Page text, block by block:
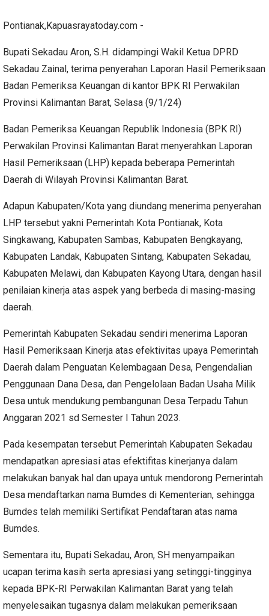
Pontianak,Kapuasrayatoday.com -
Bupati Sekadau Aron, S.H. didampingi Wakil Ketua DPRD
Sekadau Zainal, terima penyerahan Laporan Hasil Pemeriksaan
Badan Pemeriksa Keuangan di kantor BPK RI Perwakilan
Provinsi Kalimantan Barat, Selasa (9/1/24)
Badan Pemeriksa Keuangan Republik Indonesia (BPK RI)
Perwakilan Provinsi Kalimantan Barat menyerahkan Laporan
Hasil Pemeriksaan (LHP) kepada beberapa Pemerintah
Daerah di Wilayah Provinsi Kalimantan Barat.
Adapun Kabupaten/Kota yang diundang menerima penyerahan
LHP tersebut yakni Pemerintah Kota Pontianak, Kota
Singkawang, Kabupaten Sambas, Kabupaten Bengkayang,
Kabupaten Landak, Kabupaten Sintang, Kabupaten Sekadau,
Kabupaten Melawi, dan Kabupaten Kayong Utara, dengan hasil
penilaian kinerja atas aspek yang berbeda di masing-masing
daerah.
Pemerintah Kabupaten Sekadau sendiri menerima Laporan
Hasil Pemeriksaan Kinerja atas efektivitas upaya Pemerintah
Daerah dalam Penguatan Kelembagaan Desa, Pengendalian
Penggunaan Dana Desa, dan Pengelolaan Badan Usaha Milik
Desa untuk mendukung pembangunan Desa Terpadu Tahun
Anggaran 2021 sd Semester I Tahun 2023.
Pada kesempatan tersebut Pemerintah Kabupaten Sekadau
mendapatkan apresiasi atas efektifitas kinerjanya dalam
melakukan banyak hal dan upaya untuk mendorong Pemerintah
Desa mendaftarkan nama Bumdes di Kementerian, sehingga
Bumdes telah memiliki Sertifikat Pendaftaran atas nama
Bumdes.
Sementara itu, Bupati Sekadau, Aron, SH menyampaikan
ucapan terima kasih serta apresiasi yang setinggi-tingginya
kepada BPK-RI Perwakilan Kalimantan Barat yang telah
menyelesaikan tugasnya dalam melakukan pemeriksaan